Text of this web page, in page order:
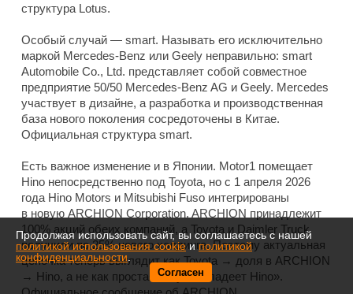
структура Lotus.
Особый случай — smart. Называть его исключительно
маркой Mercedes-Benz или Geely неправильно: smart
Automobile Co., Ltd. представляет собой совместное
предприятие 50/50 Mercedes-Benz AG и Geely. Mercedes
участвует в дизайне, а разработка и производственная
база нового поколения сосредоточены в Китае.
Официальная структура smart.
Есть важное изменение и в Японии. Motor1 помещает
Hino непосредственно под Toyota, но с 1 апреля 2026
года Hino Motors и Mitsubishi Fuso интегрированы
в новую ARCHION Corporation. ARCHION принадлежит
100% акций обеих компаний, а Toyota и Daimler Truck
получили по 25% нового холдинга. Поэтому актуальная
цепочка теперь выглядит как Toyota → доля в ARCHION
→ Hino, а не как простая «Toyota владеет Hino».
Продолжая использовать сайт, вы соглашаетесь с нашей
политикой использования cookieиполитикой
конфиденциальности.
Согласен